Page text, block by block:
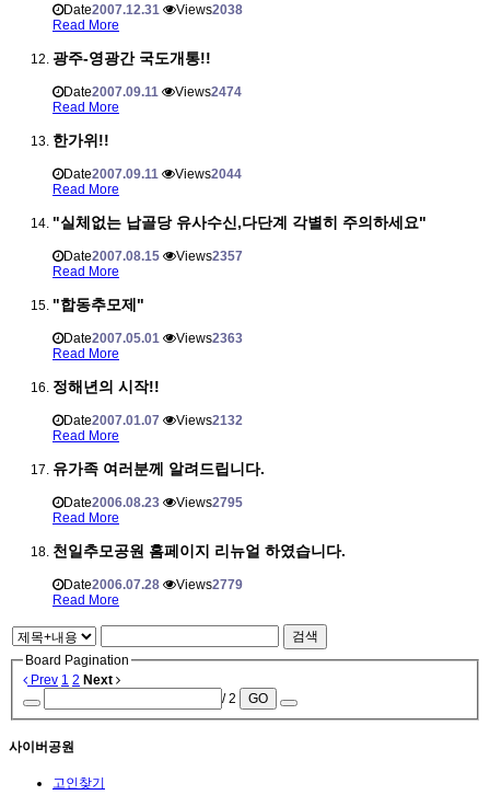
Date2007.12.31 Views2038
Read More
광주-영광간 국도개통!!
Date2007.09.11 Views2474
Read More
한가위!!
Date2007.09.11 Views2044
Read More
"실체없는 납골당 유사수신,다단계 각별히 주의하세요"
Date2007.08.15 Views2357
Read More
"합동추모제"
Date2007.05.01 Views2363
Read More
정해년의 시작!!
Date2007.01.07 Views2132
Read More
유가족 여러분께 알려드립니다.
Date2006.08.23 Views2795
Read More
천일추모공원 홈페이지 리뉴얼 하였습니다.
Date2006.07.28 Views2779
Read More
검색
Board Pagination
Prev 1 2 Next
/ 2
GO
사이버공원
고인찾기